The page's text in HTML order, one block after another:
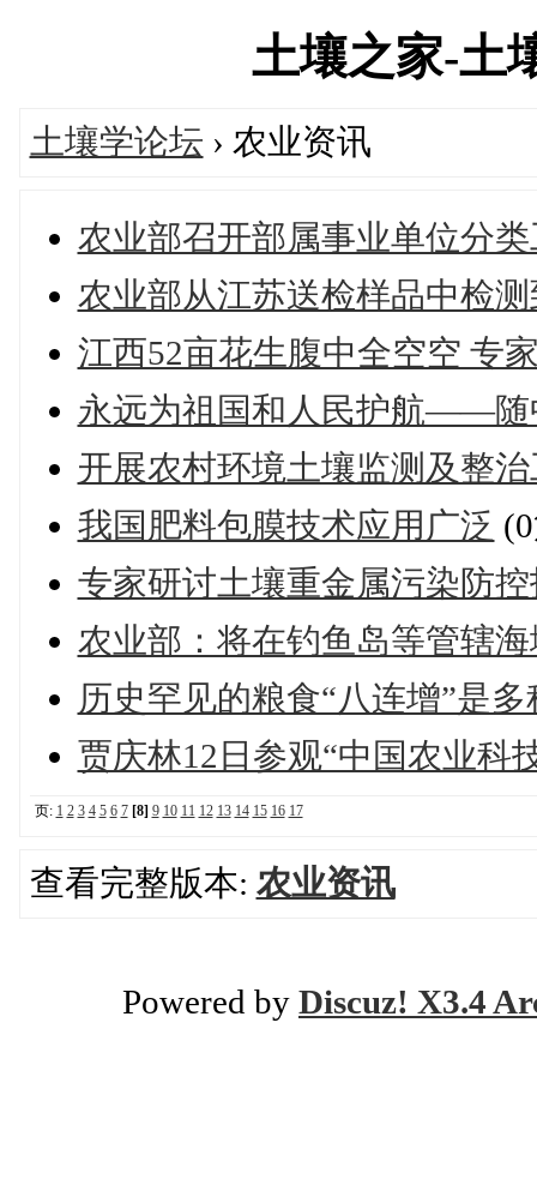
土壤之家-土
土壤学论坛 › 农业资讯
农业部召开部属事业单位分
农业部从江苏送检样品中检
江西52亩花生腹中全空空 专
永远为祖国和人民护航——随
开展农村环境土壤监测及整
我国肥料包膜技术应用广泛
专家研讨土壤重金属污染防
农业部：将在钓鱼岛等管辖
历史罕见的粮食“八连增”是
贾庆林12日参观“中国农业科
页: 1 2 3 4 5 6 7 [8] 9 10 11 12 13 14 15 16 17
查看完整版本: 农业资讯
Powered by Discuz! X3.4